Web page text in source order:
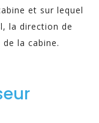
et sur lequel
la direction de
la cabine.